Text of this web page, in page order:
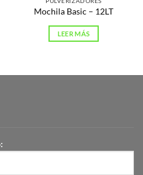
Mochila Basic – 12LT
LEER MÁS